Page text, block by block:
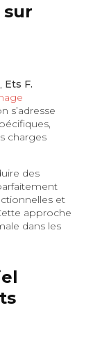
sur
Ets F.
s’adresse
charges
des
et
approche
dans les